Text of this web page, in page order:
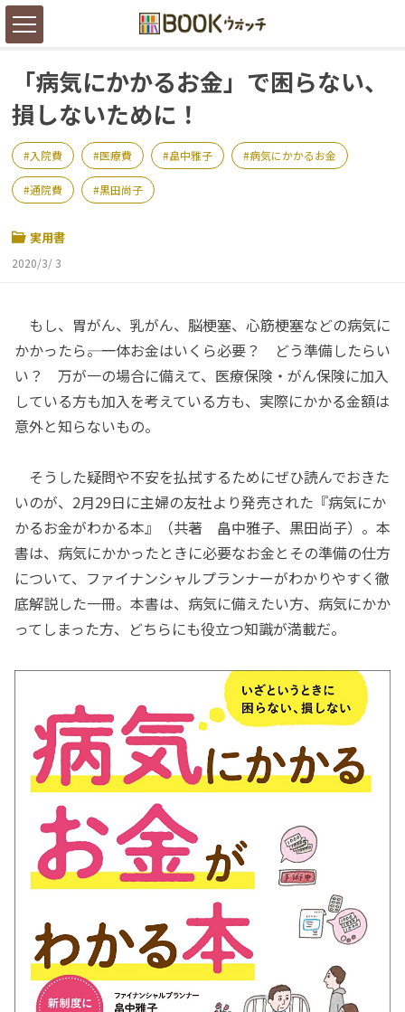
「病気にかかるお金」で困らない、
損しないために！
入院費 医療費 畠中雅子 病気にかかるお金
通院費 黒田尚子
実用書
2020/3/ 3
もし、胃がん、乳がん、脳梗塞、心筋梗塞などの病気に
かかったら――。一体お金はいくら必要？ どう準備したらい
い？ 万が一の場合に備えて、医療保険・がん保険に加入
している方も加入を考えている方も、実際にかかる金額は
意外と知らないもの。
そうした疑問や不安を払拭するためにぜひ読んでおきた
いのが、2月29日に主婦の友社より発売された『病気にか
かるお金がわかる本』（共著 畠中雅子、黒田尚子）。本
書は、病気にかかったときに必要なお金とその準備の仕方
について、ファイナンシャルプランナーがわかりやすく徹
底解説した一冊。本書は、病気に備えたい方、病気にかか
ってしまった方、どちらにも役立つ知識が満載だ。